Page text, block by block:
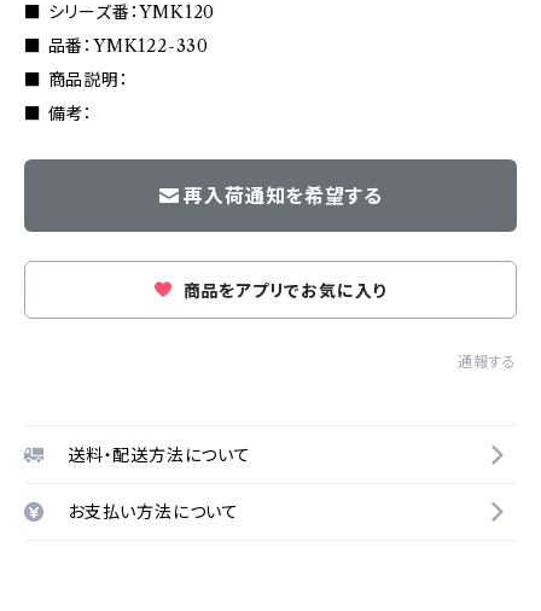
■ シリーズ番：YMK120
■ 品番：YMK122-330
■ 商品説明：
■ 備考：
再入荷通知を希望する
商品をアプリでお気に入り
通報する
送料・配送方法について
お支払い方法について